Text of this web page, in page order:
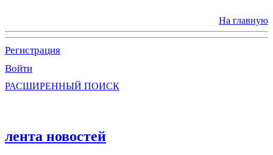
На главную
Регистрация
Войти
РАСШИРЕННЫЙ ПОИСК
лента новостей